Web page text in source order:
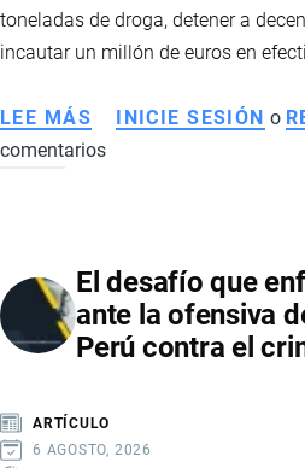
toneladas de droga, detener a
incautar un millón de euros en
LEE MÁS SOBRE
OPERACIÓN
ECUADOR
DESARTICULAN
UNA
QUE
INICIE SESIÓN o
comentarios
El desafío que
ante la ofensiva
Perú contra el
ARTÍCULO
6 AGOSTO, 2026